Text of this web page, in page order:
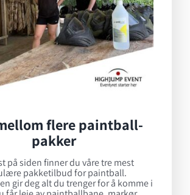
flere paintball-
pakker
på siden finner du våre tre mest
pakketilbud for paintball.
gir deg alt du trenger for å komme i